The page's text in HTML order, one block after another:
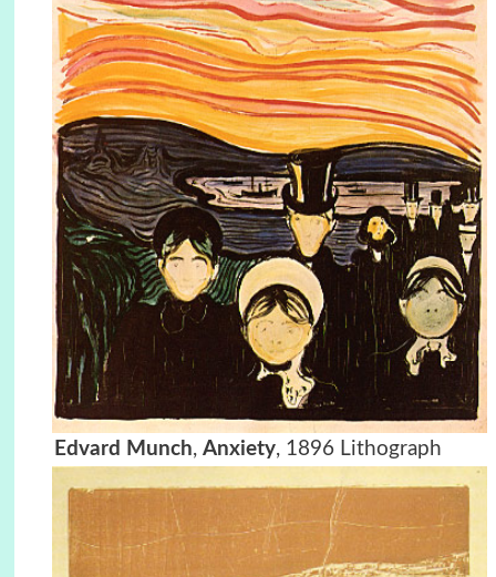
Edvard Munch, Anxiety, 1896 Lithograph